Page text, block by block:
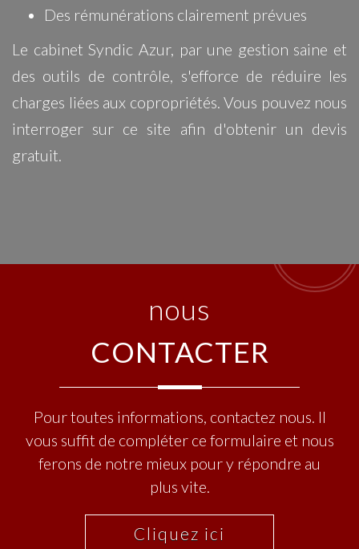
Des rémunérations clairement prévues
Le cabinet Syndic Azur, par une gestion saine et
des outils de contrôle, s'efforce de réduire les
charges liées aux copropriétés. Vous pouvez nous
interroger sur ce site afin d'obtenir un devis
gratuit.
nous
CONTACTER
Pour toutes informations, contactez nous. Il
vous suffit de compléter ce formulaire et nous
ferons de notre mieux pour y répondre au
plus vite.
Cliquez ici